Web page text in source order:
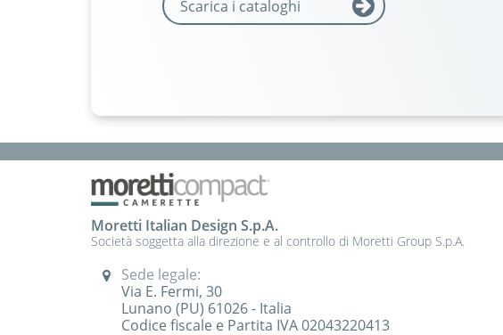
Scarica i cataloghi
Moretti Italian Design S.p.A.
Società soggetta alla direzione e al controllo di Moretti Group S.p.A.
Sede legale:
Via E. Fermi, 30
Lunano (PU) 61026 - Italia
Codice fiscale e Partita IVA 02043220413